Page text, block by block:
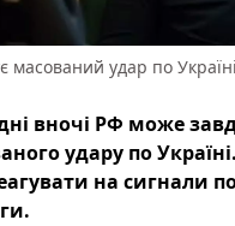
масований удар по Україні
вночі РФ може
удару по
на сигнали